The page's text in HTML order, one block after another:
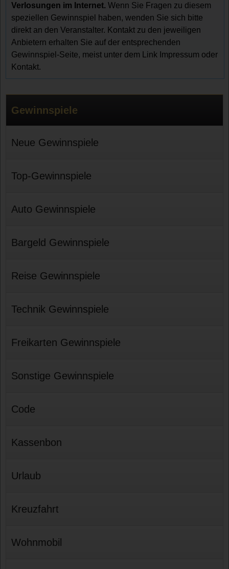
Verlosungen im Internet. Wenn Sie Fragen zu diesem
speziellen Gewinnspiel haben, wenden Sie sich bitte
direkt an den Veranstalter. Kontakt zu den jeweiligen
Anbietern erhalten Sie auf der entsprechenden
Gewinnspiel-Seite, meist unter dem Link Impressum oder
Kontakt.
Gewinnspiele
Neue Gewinnspiele
Top-Gewinnspiele
Auto Gewinnspiele
Bargeld Gewinnspiele
Reise Gewinnspiele
Technik Gewinnspiele
Freikarten Gewinnspiele
Sonstige Gewinnspiele
Code
Kassenbon
Urlaub
Kreuzfahrt
Wohnmobil